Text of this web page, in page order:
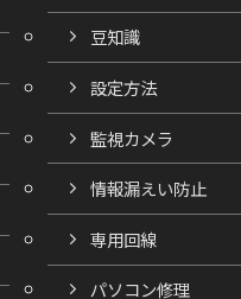
豆知識
設定方法
監視カメラ
情報漏えい防止
専用回線
パソコン修理